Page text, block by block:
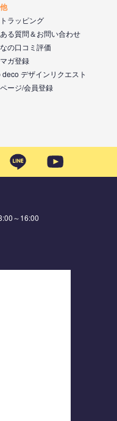
ラッピング
る質問＆お問い合わせ
の口コミ評価
ガ登録
deco デザインリクエスト
ージ/会員登録
～16:00